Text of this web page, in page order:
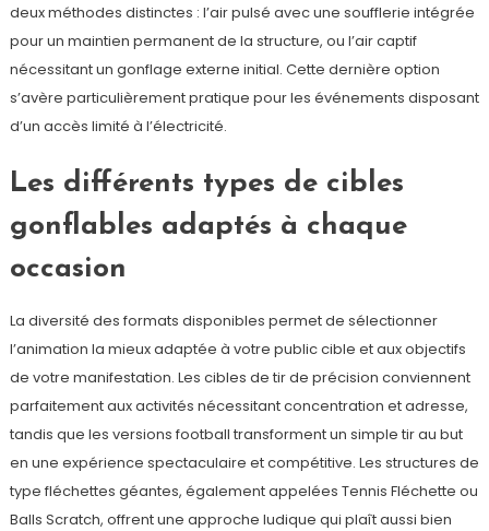
deux méthodes distinctes : l’air pulsé avec une soufflerie intégrée
pour un maintien permanent de la structure, ou l’air captif
nécessitant un gonflage externe initial. Cette dernière option
s’avère particulièrement pratique pour les événements disposant
d’un accès limité à l’électricité.
Les différents types de cibles
gonflables adaptés à chaque
occasion
La diversité des formats disponibles permet de sélectionner
l’animation la mieux adaptée à votre public cible et aux objectifs
de votre manifestation. Les cibles de tir de précision conviennent
parfaitement aux activités nécessitant concentration et adresse,
tandis que les versions football transforment un simple tir au but
en une expérience spectaculaire et compétitive. Les structures de
type fléchettes géantes, également appelées Tennis Fléchette ou
Balls Scratch, offrent une approche ludique qui plaît aussi bien